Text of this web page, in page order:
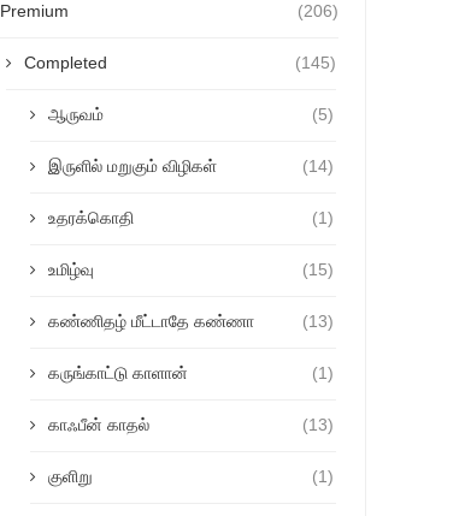
Premium (206)
Completed (145)
ஆருவம் (5)
இருளில் மறுகும் விழிகள் (14)
உதரக்கொதி (1)
உமிழ்வு (15)
கண்ணிதழ் மீட்டாதே கண்ணா (13)
கருங்காட்டு காளான் (1)
காஃபீன் காதல் (13)
குளிறு (1)